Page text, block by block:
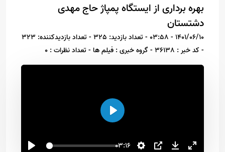
بهره برداری از ایستگاه پمپاژ حاج مهدی
دشتستان
1401/06/10 - 03:58 - تعداد بازدید: 325
- تعداد بازدیدکننده: 323
- کد خبر : 36138
- گروه خبری : فیلم ها - تعداد نظرات : 0
03:16
اجرا